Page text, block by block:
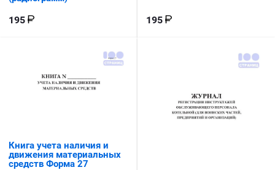
195 195
Книга учета наличия и
движения материальных
средств Форма 27